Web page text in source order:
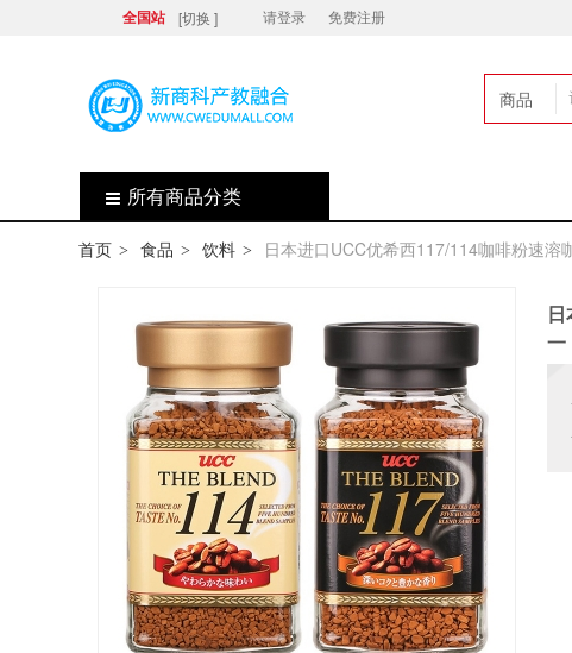
全国站 [切换 ] 请登录 免费注册
商品
所有商品分类
首页 > 食品 > 饮料 > 日本进口UCC优希西117/114咖啡粉速
一